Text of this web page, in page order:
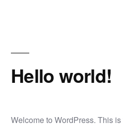
Hello world!
Welcome to WordPress. This